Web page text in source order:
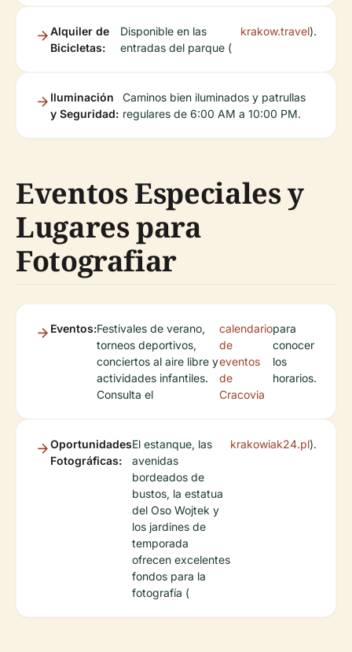
Alquiler de
Bicicletas:
Disponible en las
entradas del parque (
krakow.travel).
Iluminación
y Seguridad:
Caminos bien iluminados y patrullas
regulares de 6:00 AM a 10:00 PM.
Eventos Especiales y
Lugares para
Fotografiar
Eventos:Festivales de verano,
torneos deportivos,
conciertos al aire libre y
actividades infantiles.
Consulta el
calendario
de
eventos
de
Cracovia
para
conocer
los
horarios.
Oportunidades
Fotográficas:
El estanque, las
avenidas
bordeados de
bustos, la estatua
del Oso Wojtek y
los jardines de
temporada
ofrecen excelentes
fondos para la
fotografía (
krakowiak24.pl).